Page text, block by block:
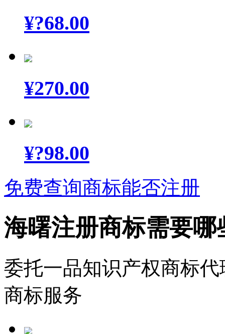
¥?68.00
¥270.00
¥?98.00
免费查询商标能否注册
海曙注册商标需要哪
委托一品知识产权商标
商标服务